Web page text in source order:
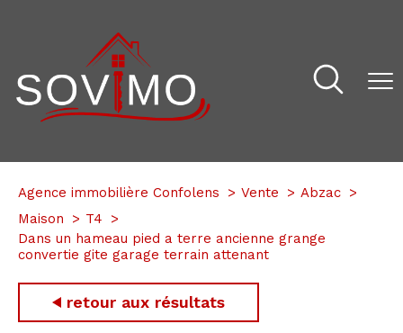
Agence immobilière Confolens Vente
Abzac
Maison
T4
Dans un hameau pied a terre ancienne grange
convertie gite garage terrain attenant
retour aux résultats